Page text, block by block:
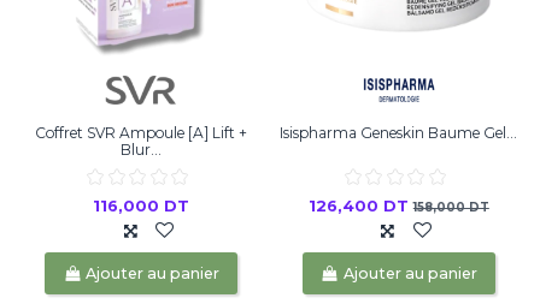
Coffret SVR Ampoule [A] Lift +
Blur...
116,000 DT
Ajouter au panier
Isispharma Geneskin Baume Gel...
126,400 DT158,000 DT
Ajouter au panier